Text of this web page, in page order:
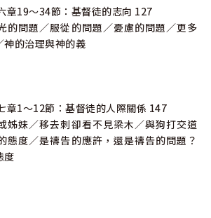
章19～34節：基督徒的志向 127
的問題／服從的問題／憂慮的問題／更多
神的治理與神的義
章1～12節：基督徒的人際關係 147
姊妹／移去刺卻看不見梁木／與狗打交道
態度／是禱告的應許，還是禱告的問題？
度